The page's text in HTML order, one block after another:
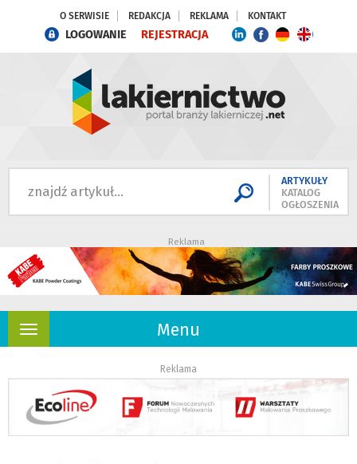
O SERWISIE REDAKCJA REKLAMA KONTAKT
LOGOWANIE REJESTRACJA
ARTYKUŁY
KATALOG
OGŁOSZENIA
Reklama
Menu
Rozwiń
Reklama